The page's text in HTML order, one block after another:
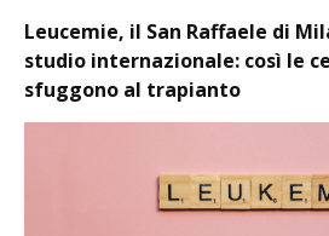
Leucemie, il San Raffaele di
studio internazionale: così le
sfuggono al trapianto